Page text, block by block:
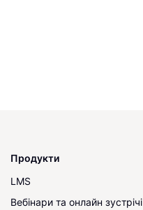
Продукти
LMS
Вебінари та онлайн зустрічі